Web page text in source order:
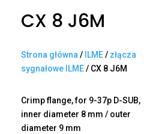
CX 8 J6M
Strona główna / ILME/ złącza
sygnałowe ILME/ CX 8 J6M
Crimp flange, for 9-37p D-SUB,
inner diameter 8 mm / outer
diameter 9 mm